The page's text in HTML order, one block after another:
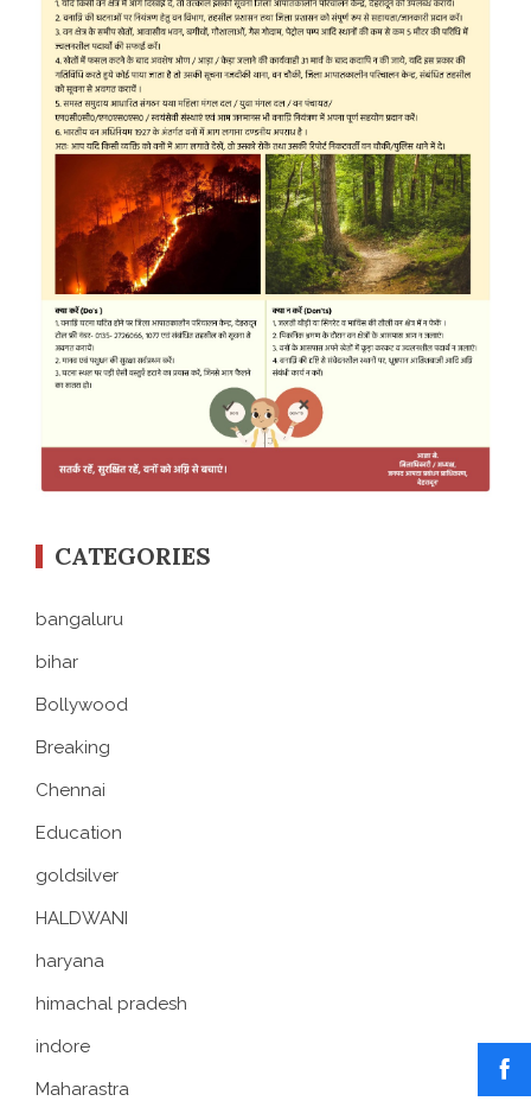
CATEGORIES
bangaluru
bihar
Bollywood
Breaking
Chennai
Education
goldsilver
HALDWANI
haryana
himachal pradesh
indore
Maharastra